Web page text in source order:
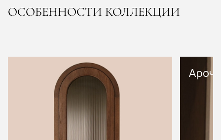
ОСОБЕННОСТИ КОЛЛЕКЦИИ